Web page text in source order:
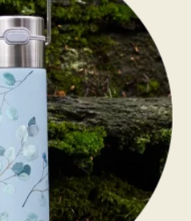
optie
kan
gekozen
worden
op
de
productpagina